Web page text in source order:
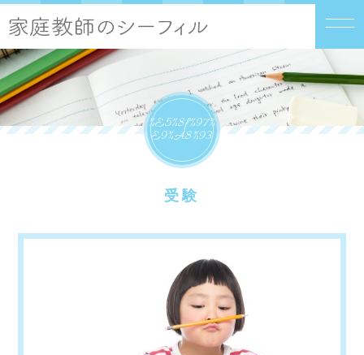
%e5%8f%97%
E9%a8%93
受験